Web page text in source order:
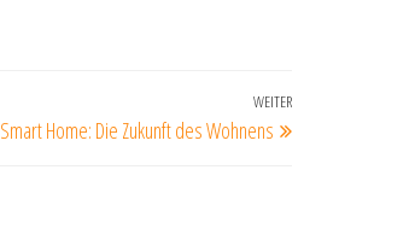
Nächster
Beitrag
WEITER
Smart Home: Die Zukunft des Wohnens